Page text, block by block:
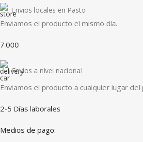
Envios locales en Pasto
Enviamos el producto el mismo día.
7.000
Envíos a nivel nacional
Enviamos el producto a cualquier lugar del
2-5 Días laborales
Medios de pago: